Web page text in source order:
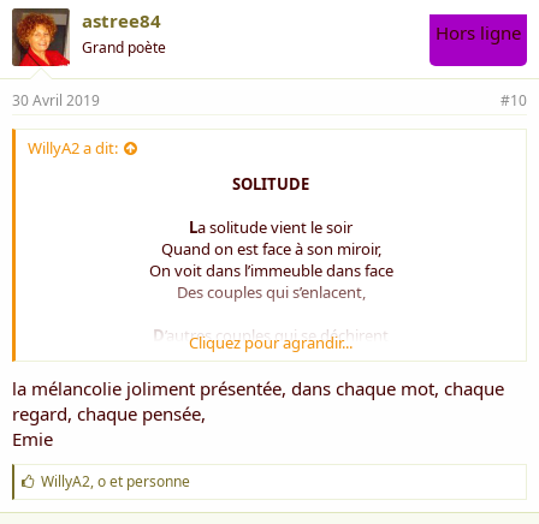
astree84
Grand poète
Hors ligne
30 Avril 2019 #10
WillyA2 a dit:
SOLITUDE
La solitude vient le soir
Quand on est face à son miroir,
On voit dans l’immeuble dans face
Des couples qui s’enlacent,
D’autres couples qui se déchirent
Et certains que plus rien n’inspire
Alors que chez moi rien ne se passe,
Je suis seule dans une impasse.
Avec d’autres gens que j’ai connus,
Ils rôdent la comme des paumés
Que la vie à souvent oublié,
Cliquez pour agrandir...
la mélancolie joliment présentée, dans chaque mot, chaque
regard, chaque pensée,
Emie
J
'
a
WillyA2,oet personne